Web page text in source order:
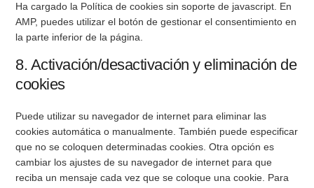
Ha cargado la Política de cookies sin soporte de javascript. En
AMP, puedes utilizar el botón de gestionar el consentimiento en
la parte inferior de la página.
8. Activación/desactivación y eliminación de
cookies
Puede utilizar su navegador de internet para eliminar las
cookies automática o manualmente. También puede especificar
que no se coloquen determinadas cookies. Otra opción es
cambiar los ajustes de su navegador de internet para que
reciba un mensaje cada vez que se coloque una cookie. Para